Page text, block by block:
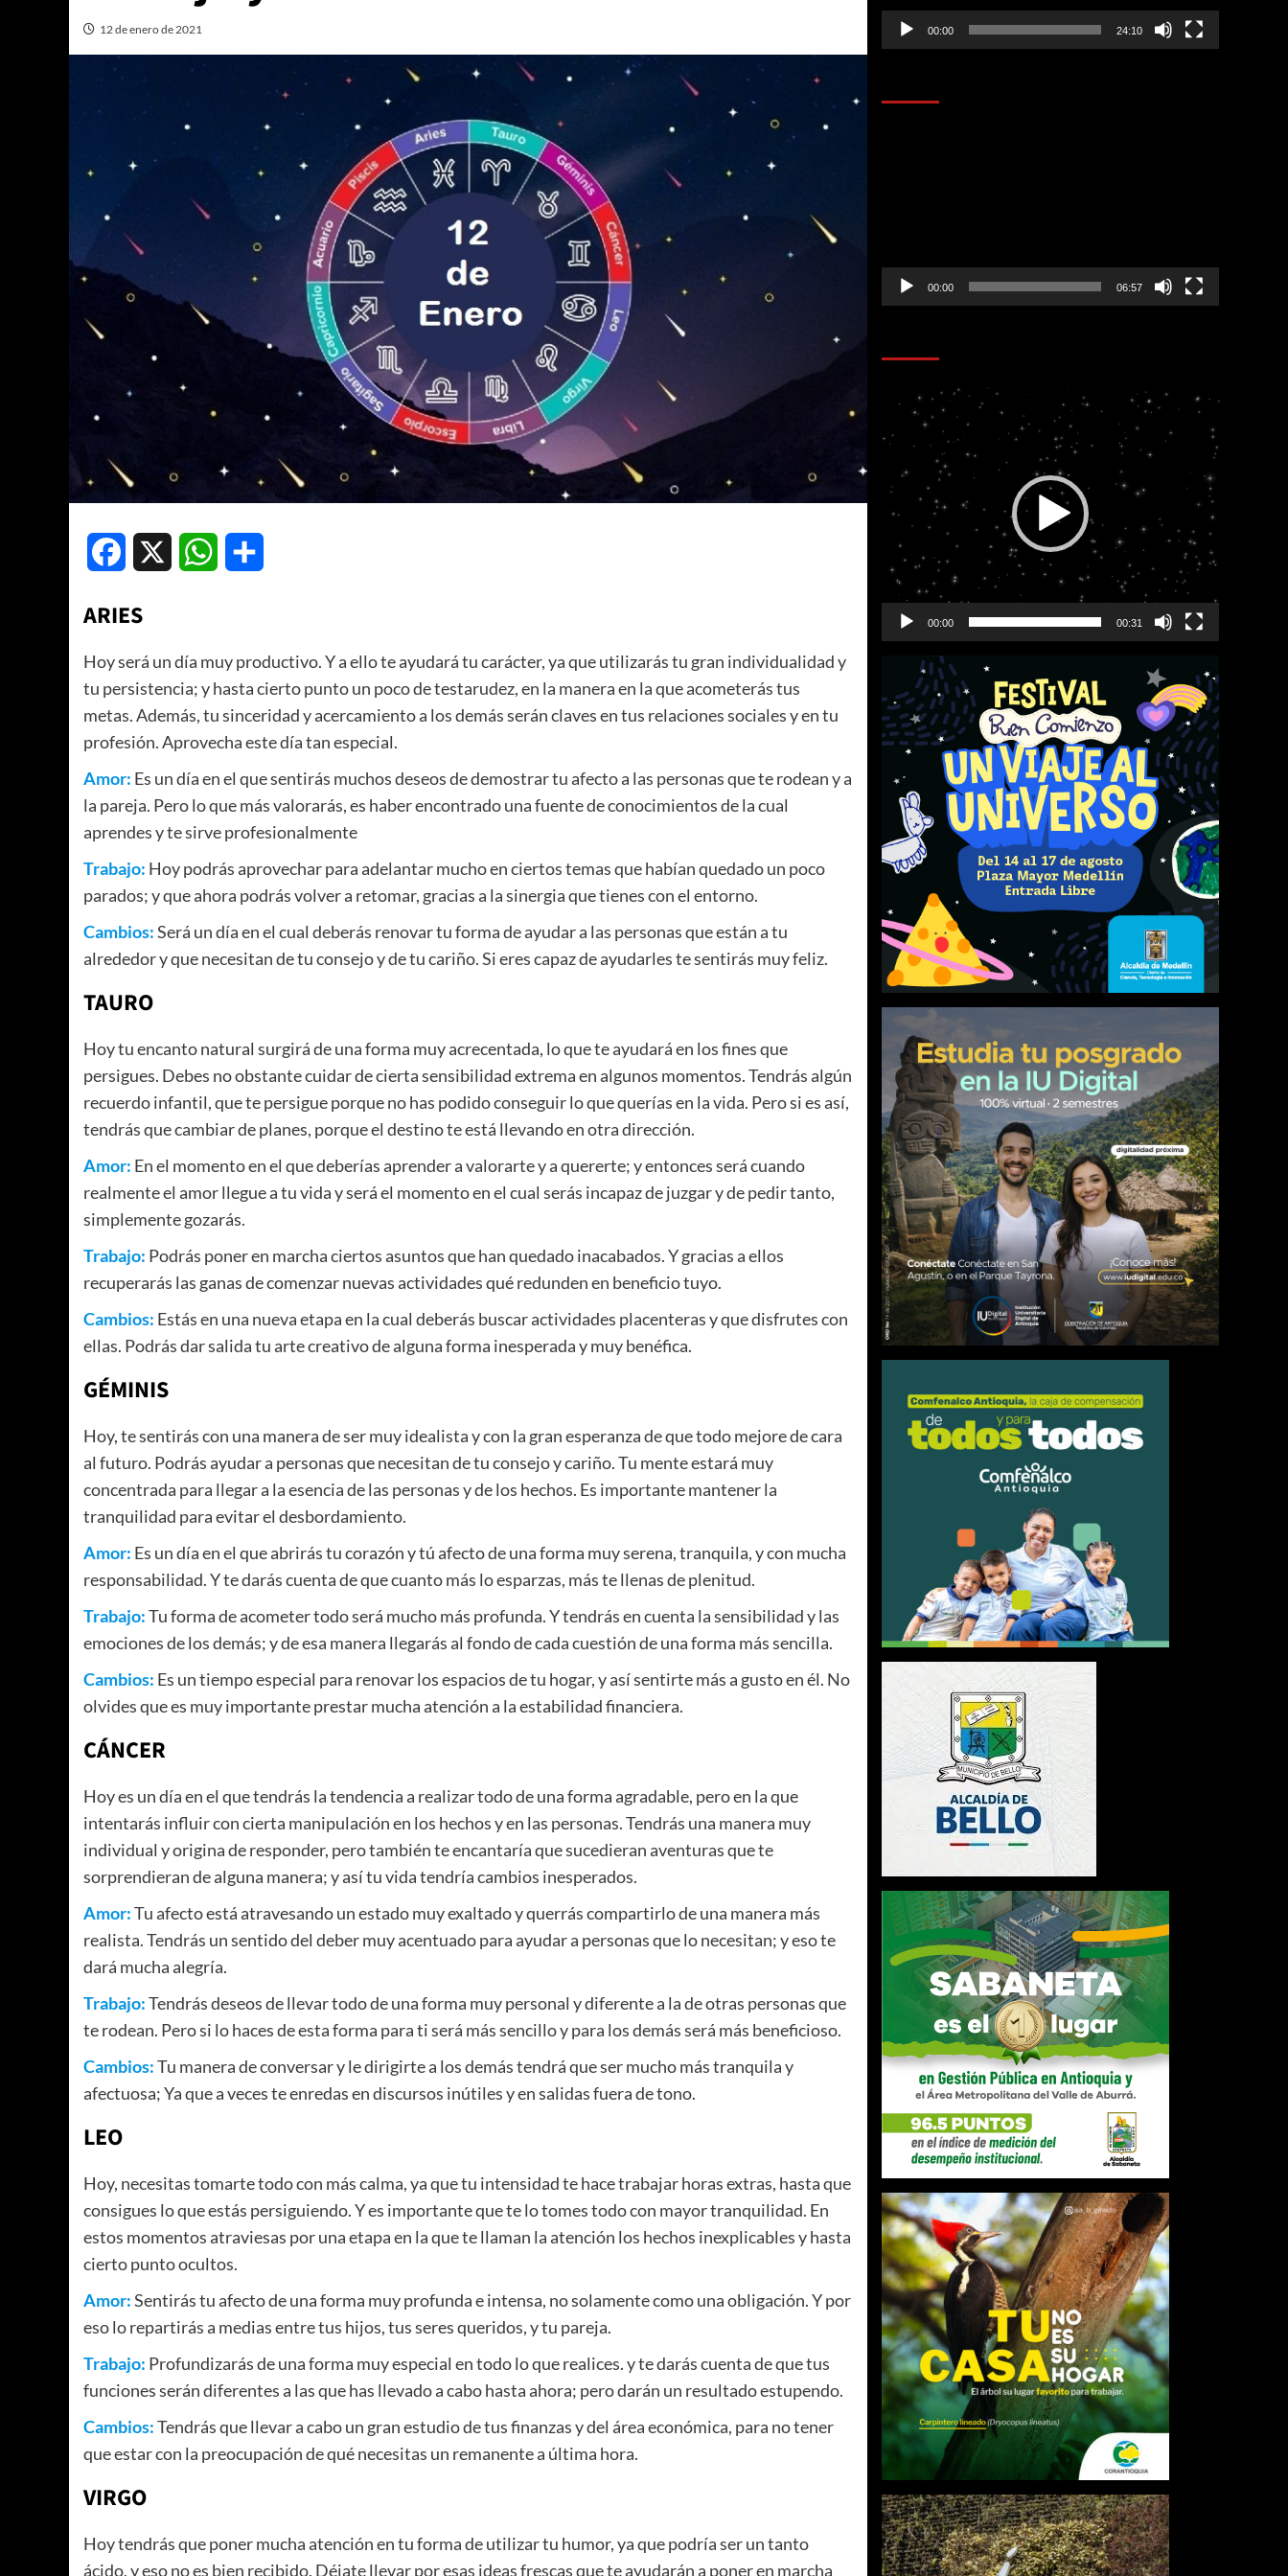
12 de enero de 2021
Facebook WhatsApp
ARIES
Hoy será un día muy productivo. Y a ello te ayudará tu carácter, ya que utilizarás tu gran individualidad y
tu persistencia; y hasta cierto punto un poco de testarudez, en la manera en la que acometerás tus
metas. Además, tu sinceridad y acercamiento a los demás serán claves en tus relaciones sociales y en tu
profesión. Aprovecha este día tan especial.
Amor: Es un día en el que sentirás muchos deseos de demostrar tu afecto a las personas que te rodean y a
la pareja. Pero lo que más valorarás, es haber encontrado una fuente de conocimientos de la cual
aprendes y te sirve profesionalmente
Trabajo: Hoy podrás aprovechar para adelantar mucho en ciertos temas que habían quedado un poco
parados; y que ahora podrás volver a retomar, gracias a la sinergia que tienes con el entorno.
Cambios:Será un día en el cual deberás renovar tu forma de ayudar a las personas que están a tu
alrededor y que necesitan de tu consejo y de tu cariño. Si eres capaz de ayudarles te sentirás muy feliz.
TAURO
Hoy tu encanto natural surgirá de una forma muy acrecentada, lo que te ayudará en los fines que
persigues. Debes no obstante cuidar de cierta sensibilidad extrema en algunos momentos. Tendrás algún
recuerdo infantil, que te persigue porque no has podido conseguir lo que querías en la vida. Pero si es así,
tendrás que cambiar de planes, porque el destino te está llevando en otra dirección.
Amor: En el momento en el que deberías aprender a valorarte y a quererte; y entonces será cuando
realmente el amor llegue a tu vida y será el momento en el cual serás incapaz de juzgar y de pedir tanto,
simplemente gozarás.
Trabajo: Podrás poner en marcha ciertos asuntos que han quedado inacabados. Y gracias a ellos
recuperarás las ganas de comenzar nuevas actividades qué redunden en beneficio tuyo.
Cambios: Estás en una nueva etapa en la cual deberás buscar actividades placenteras y que disfrutes con
ellas. Podrás dar salida tu arte creativo de alguna forma inesperada y muy benéfica.
GÉMINIS
Hoy, te sentirás con una manera de ser muy idealista y con la gran esperanza de que todo mejore de cara
al futuro. Podrás ayudar a personas que necesitan de tu consejo y cariño. Tu mente estará muy
concentrada para llegar a la esencia de las personas y de los hechos. Es importante mantener la
tranquilidad para evitar el desbordamiento.
Amor: Es un día en el que abrirás tu corazón y tú afecto de una forma muy serena, tranquila, y con mucha
responsabilidad. Y te darás cuenta de que cuanto más lo esparzas, más te llenas de plenitud.
Trabajo:Tu forma de acometer todo será mucho más profunda. Y tendrás en cuenta la sensibilidad y las
emociones de los demás; y de esa manera llegarás al fondo de cada cuestión de una forma más sencilla.
Cambios: Es un tiempo especial para renovar los espacios de tu hogar, y así sentirte más a gusto en él. No
olvides que es muy importante prestar mucha atención a la estabilidad financiera.
CÁNCER
Hoy es un día en el que tendrás la tendencia a realizar todo de una forma agradable, pero en la que
intentarás influir con cierta manipulación en los hechos y en las personas. Tendrás una manera muy
individual y origina de responder, pero también te encantaría que sucedieran aventuras que te
sorprendieran de alguna manera; y así tu vida tendría cambios inesperados.
Amor:Tu afecto está atravesando un estado muy exaltado y querrás compartirlo de una manera más
realista. Tendrás un sentido del deber muy acentuado para ayudar a personas que lo necesitan; y eso te
dará mucha alegría.
Trabajo:Tendrás deseos de llevar todo de una forma muy personal y diferente a la de otras personas que
te rodean. Pero si lo haces de esta forma para ti será más sencillo y para los demás será más beneficioso.
Cambios:Tu manera de conversar y le dirigirte a los demás tendrá que ser mucho más tranquila y
afectuosa; Ya que a veces te enredas en discursos inútiles y en salidas fuera de tono.
LEO
Hoy, necesitas tomarte todo con más calma, ya que tu intensidad te hace trabajar horas extras, hasta que
consigues lo que estás persiguiendo. Y es importante que te lo tomes todo con mayor tranquilidad. En
estos momentos atraviesas por una etapa en la que te llaman la atención los hechos inexplicables y hasta
cierto punto ocultos.
Amor:Sentirás tu afecto de una forma muy profunda e intensa, no solamente como una obligación. Y por
eso lo repartirás a medias entre tus hijos, tus seres queridos, y tu pareja.
Trabajo: Profundizarás de una forma muy especial en todo lo que realices. y te darás cuenta de que tus
funciones serán diferentes a las que has llevado a cabo hasta ahora; pero darán un resultado estupendo.
Cambios:Tendrás que llevar a cabo un gran estudio de tus finanzas y del área económica, para no tener
que estar con la preocupación de qué necesitas un remanente a última hora.
VIRGO
Hoy tendrás que poner mucha atención en tu forma de utilizar tu humor, ya que podría ser un tanto
ácido, y eso no es bien recibido. Déjate llevar por esas ideas frescas que te ayudarán a poner en marcha
00:00 24:10
00:00 06:57
Reproductor
vídeo
00:00 00:31